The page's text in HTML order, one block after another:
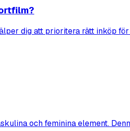
dig att prioritera rätt inköp
och feminina element.